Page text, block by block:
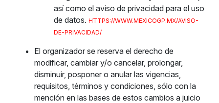
así como el aviso de privacidad para el uso
de datos. HTTPS://WWW.MEXICOGP.MX/AVISO-
DE-PRIVACIDAD/
El organizador se reserva el derecho de
modificar, cambiar y/o cancelar, prolongar,
disminuir, posponer o anular las vigencias,
requisitos, términos y condiciones, sólo con la
mención en las bases de estos cambios a juicio